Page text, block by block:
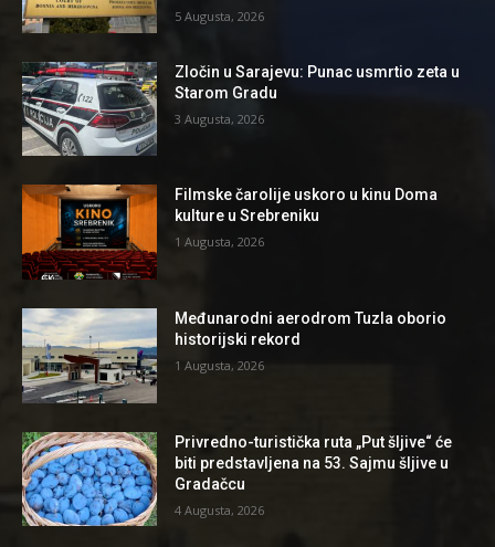
5 Augusta, 2026
Zločin u Sarajevu: Punac usmrtio zeta u
Starom Gradu
3 Augusta, 2026
Filmske čarolije uskoro u kinu Doma
kulture u Srebreniku
1 Augusta, 2026
Međunarodni aerodrom Tuzla oborio
historijski rekord
1 Augusta, 2026
Privredno-turistička ruta „Put šljive“ će
biti predstavljena na 53. Sajmu šljive u
Gradačcu
4 Augusta, 2026